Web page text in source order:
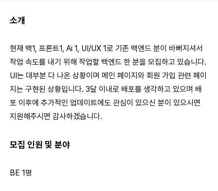
소개
현재 백1, 프론트1, Ai 1, UI/UX 1로 기존 백엔드 분이 바뻐지셔서
작업 속도를 내기 위해 작업할 백엔드 한 분을 모집하고 있습니다.
UI는 대부분 다 나온 상황이며 메인 페이지와 회원 가입 관련 페이
지는 구현된 상황입니다. 3달 이내로 배포를 생각하고 있으며 배
포 이후에 추가적인 업데이트에도 관심이 있으신 분이 있으시면
지원해주시면 감사하겠습니다.
모집 인원 및 분야
BE 1명